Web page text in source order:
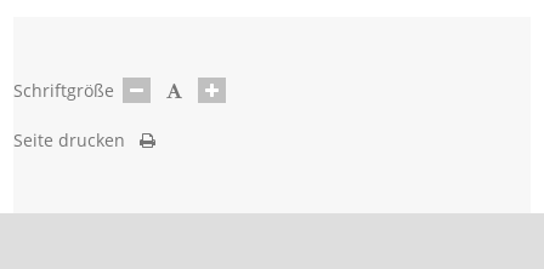
Schriftgröße
Seite drucken